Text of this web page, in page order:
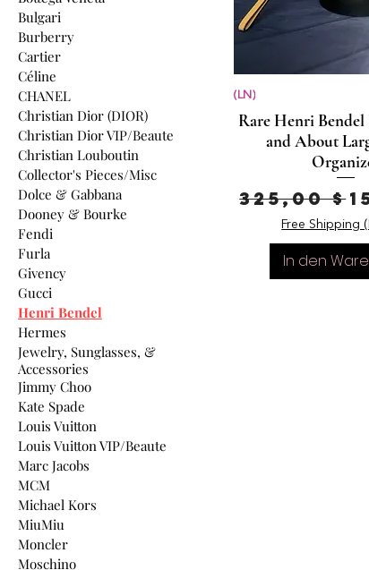
Bulgari
Burberry
Cartier
Céline
CHANEL
Christian Dior (DIOR)
Christian Dior VIP/Beaute
Christian Louboutin
Collector's Pieces/Misc
Dolce & Gabbana
Dooney & Bourke
Fendi
Furla
Givency
Gucci
Henri Bendel
Hermes
Jewelry, Sunglasses, &
Accessories
Jimmy Choo
Kate Spade
Louis Vuitton
Louis Vuitton VIP/Beaute
Marc Jacobs
MCM
Michael Kors
MiuMiu
Moncler
Moschino
(LN)
Rare Henri
and About
325,00 $
Free Shipping
In den